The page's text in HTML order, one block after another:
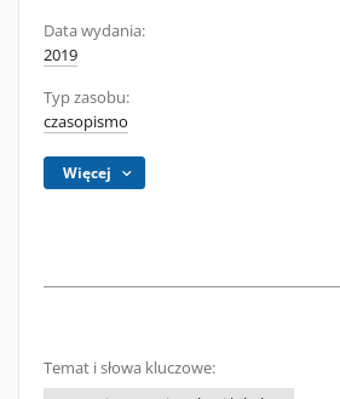
Data wydania:
2019
Typ zasobu:
czasopismo
Więcej
Temat i słowa kluczowe: